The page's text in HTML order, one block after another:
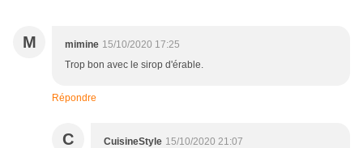
M mimine 15/10/2020 17:25
Trop bon avec le sirop d'érable.
Répondre
C CuisineStyle 15/10/2020 21:07